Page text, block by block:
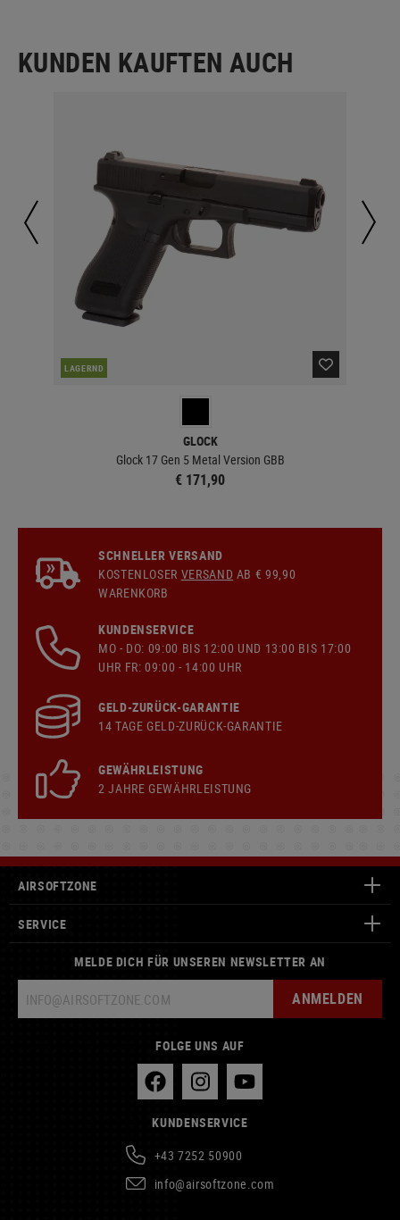
KUNDEN KAUFTEN AUCH
LAGERND
GLOCK
Glock 17 Gen 5 Metal Version GBB
€ 171,90
SCHNELLER VERSAND
KOSTENLOSER VERSAND AB € 99,90
WARENKORB
KUNDENSERVICE
MO - DO: 09:00 BIS 12:00 UND 13:00 BIS 17:00
UHR FR: 09:00 - 14:00 UHR
GELD-ZURÜCK-GARANTIE
14 TAGE GELD-ZURÜCK-GARANTIE
GEWÄHRLEISTUNG
2 JAHRE GEWÄHRLEISTUNG
AIRSOFTZONE
SERVICE
MELDE DICH FÜR UNSEREN NEWSLETTER AN
ANMELDEN
FOLGE UNS AUF
KUNDENSERVICE
+43 7252 50900
info@airsoftzone.com